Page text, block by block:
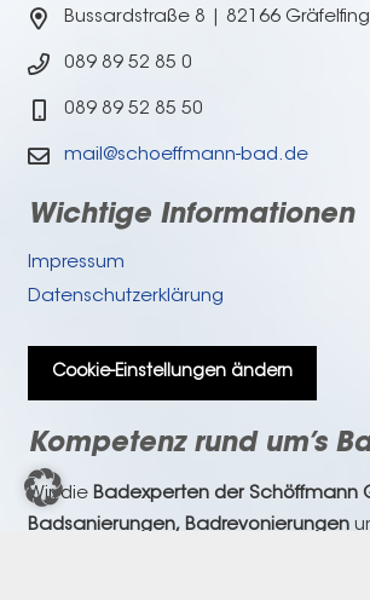
Bussardstraße 8 | 82166 Gräfelfing
089 89 52 85 0
089 89 52 85 50
mail@schoeffmann-bad.de
Wichtige Informationen
Impressum
Datenschutzerklärung
Cookie-Einstellungen ändern
Kompetenz rund um’s
Wir, die Badexperten der Schöffmann
Badsanierungen, Badrevonierungen